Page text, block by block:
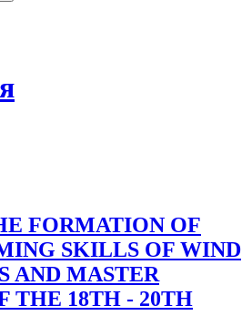
FORMATION OF
SKILLS OF WIND
AND MASTER
THE 18TH - 20TH